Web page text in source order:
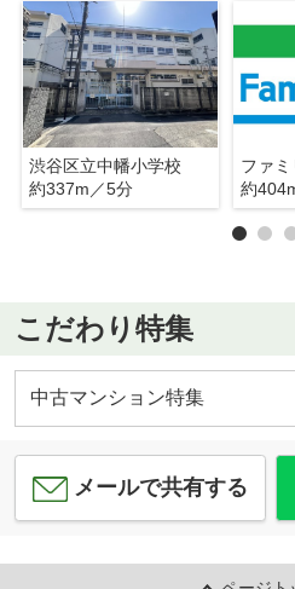
渋谷区立中幡小学校
約337m／5分
約
こだわり特集
中古マンション特集
メールで共有する